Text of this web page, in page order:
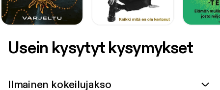
Usein kysytyt kysymykset
Ilmainen kokeilujakso